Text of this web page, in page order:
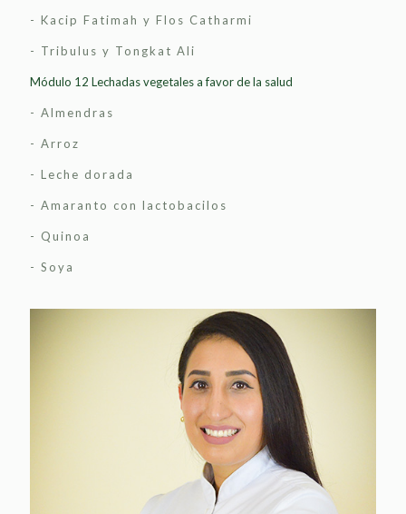
- Kacip Fatimah y Flos Catharmi
- Tribulus y Tongkat Ali
Módulo 12 Lechadas vegetales a favor de la salud
- Almendras
- Arroz
- Leche dorada
- Amaranto con lactobacilos
- Quinoa
- Soya